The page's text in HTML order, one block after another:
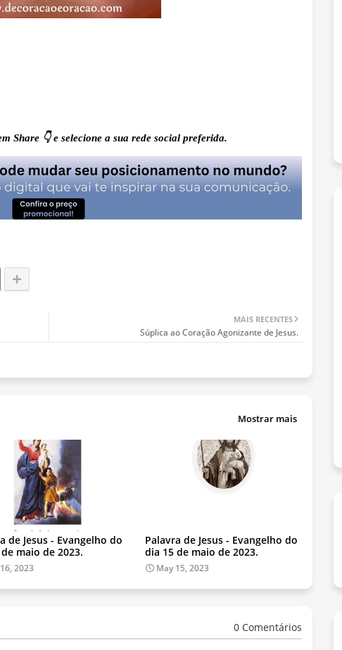
Share 👇 e selecione a sua rede social preferida.
MAIS RECENTES
Súplica ao Coração Agonizante de Jesus.
Mostrar mais
de Jesus - Evangelho do
maio de 2023.
2023
Palavra de Jesus - Evangelho do
dia 15 de maio de 2023.
May 15, 2023
0 Comentários